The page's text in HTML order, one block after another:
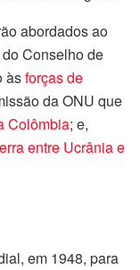
abordados ao
Conselho de
àsforças de
da ONU que
Colômbia; e,
entre Ucrânia e
em 1948, para